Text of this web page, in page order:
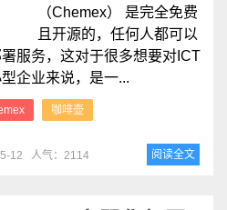
（Chemex） 是完全免费
且开源的，任何人都可以
服务，这对于很多想要对ICT
企业来说，是一...
咖啡壶
12 人气：2114 阅读全文